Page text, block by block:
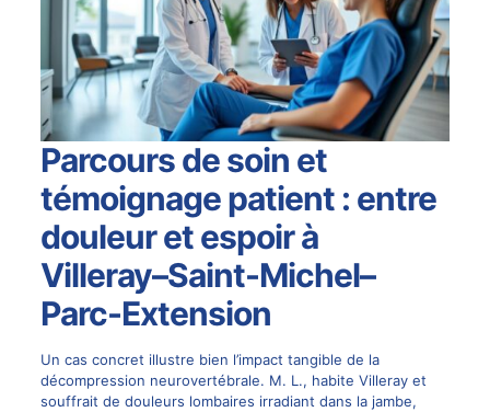
Parcours de soin et
témoignage patient : entre
douleur et espoir à
Villeray–Saint-Michel–
Parc-Extension
Un cas concret illustre bien l’impact tangible de la
décompression neurovertébrale. M. L., habite Villeray et
souffrait de douleurs lombaires irradiant dans la jambe,